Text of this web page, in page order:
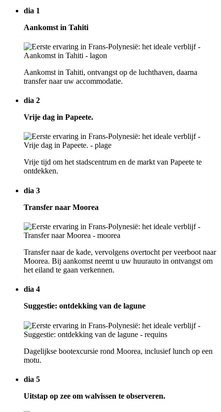
dia 1
Aankomst in Tahiti
Aankomst in Tahiti, ontvangst op de luchthaven, daarna
transfer naar uw accommodatie.
dia 2
Vrije dag in Papeete.
Vrije tijd om het stadscentrum en de markt van Papeete te
ontdekken.
dia 3
Transfer naar Moorea
Transfer naar de kade, vervolgens overtocht per veerboot naar
Moorea. Bij aankomst neemt u uw huurauto in ontvangst om
het eiland te gaan verkennen.
dia 4
Suggestie: ontdekking van de lagune
Dagelijkse bootexcursie rond Moorea, inclusief lunch op een
motu.
dia 5
Uitstap op zee om walvissen te observeren.